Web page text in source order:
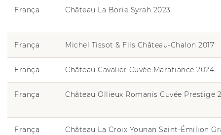
França Château La Borie Syrah 2023
França Michel Tissot & Fils Château-Chalon 2017
França Château Cavalier Cuvée Marafiance 2024
França Château Ollieux Romanis Cuvée Prestige
França
Château La Croix Younan Saint-Émilion